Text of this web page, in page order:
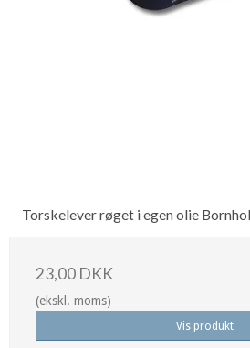
Torskelever røget i egen olie
23,00 DKK
(ekskl. moms)
Vis produkt